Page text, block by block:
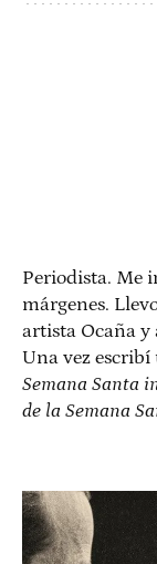
Periodista. Me
márgenes.
artista Ocaña
Una vez
Semana Santa
de la Semana